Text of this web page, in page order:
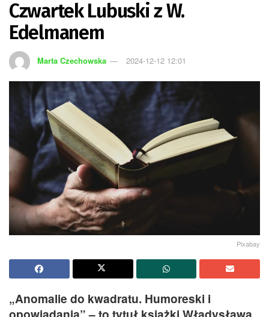
Czwartek Lubuski z W.
Edelmanem
Marta Czechowska 2024-12-12 12:01
Pixabay
„Anomalie do kwadratu. Humoreski i